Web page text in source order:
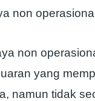
non
non
yang
namun tidak